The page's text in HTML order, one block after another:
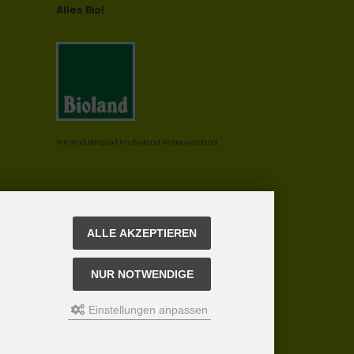
Alles Bio!
Wir sind Mitglied im Bioland Anbauverband.
ALLE AKZEPTIEREN
NUR NOTWENDIGE
Einstellungen anpassen